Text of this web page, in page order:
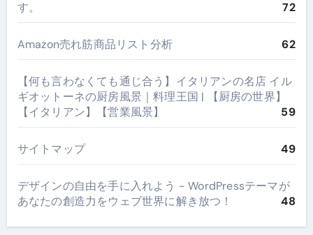
す。
72
Amazon売れ筋商品リスト分析 62
【何も言わなくても通じ合う】イタリアンの名店 イル
ギオットーネの厨房風景｜料理王国 | 【厨房の世界】
【イタリアン】【営業風景】
59
サイトマップ 49
デザインの自由を手に入れよう - WordPressテーマが
あなたの創造力をウェブ世界に解き放つ！
48